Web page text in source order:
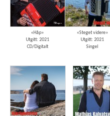
«Håp»
Utgitt: 2021
CD/Digitalt
«Steget videre»
Utgitt: 2021
Singel